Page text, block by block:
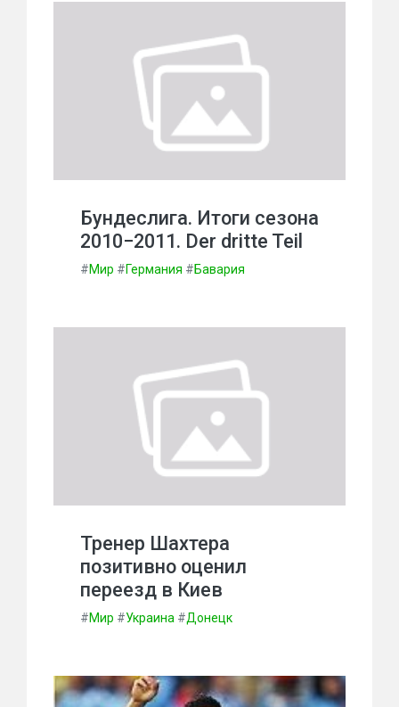
Бундеслига. Итоги сезона
2010−2011. Der dritte Teil
#Мир #Германия #Бавария
Тренер Шахтера
позитивно оценил
переезд в Киев
#Мир #Украина #Донецк